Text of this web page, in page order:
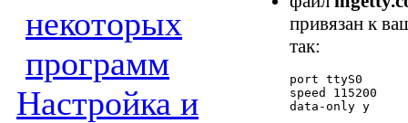
некоторых
программ
Настройка и
привязан к
так:
port ttyS0
speed 115200
data-only y